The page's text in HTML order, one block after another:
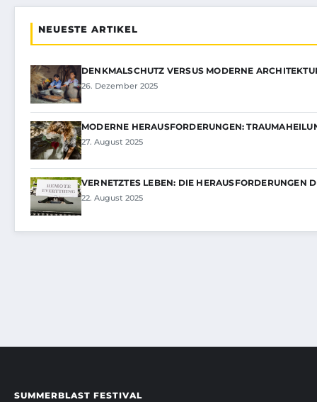
NEUESTE ARTIKEL
DENKMALSCHUTZ VERSUS MODERNE
26. Dezember 2025
MODERNE HERAUSFORDERUNGEN:
27. August 2025
VERNETZTES LEBEN: DIE HERAUSFORDERUNGEN
22. August 2025
SUMMERBLAST FESTIVAL